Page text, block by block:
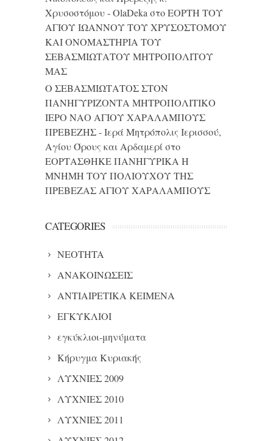
Χρυσοστόμου - OlaDekaστοΕΟΡΤΗ ΤΟΥ
ΑΓΙΟΥ ΙΩΑΝΝΟΥ ΤΟΥ ΧΡΥΣΟΣΤΟΜΟΥ
ΚΑΙ ONΟΜΑΣΤΗΡΙΑ ΤΟΥ
ΣΕΒΑΣΜΙΩΤΑΤΟΥ ΜΗΤΡΟΠΟΛΙΤΟΥ
ΜΑΣ
Ο ΣΕΒΑΣΜΙΩΤΑΤΟΣ ΣΤΟΝ
ΠΑΝΗΓΥΡΙΖΟΝΤΑ ΜΗΤΡΟΠΟΛΙΤΙΚΟ
ΙΕΡΟ ΝΑΟ ΑΓΙΟΥ ΧΑΡΑΛΑΜΠΟΥΣ
ΠΡΕΒΕΖΗΣ - Ιερά Μητρόπολις Ιερισσού,
Αγίου Όρους και Αρδαμερίστο
ΕΟΡΤΑΣΘΗΚΕ ΠΑΝΗΓΥΡΙΚΑ Η
ΜΝΗΜΗ ΤΟΥ ΠΟΛΙΟΥΧΟΥ ΤΗΣ
ΠΡΕΒΕΖΑΣ ΑΓΙΟΥ ΧΑΡΑΛΑΜΠΟΥΣ
CATEGORIES
NEOTHTA
ΑΝΑΚΟΙΝΩΣΕΙΣ
ΑΝΤΙΑΙΡΕΤΙΚΑ ΚΕΙΜΕΝΑ
ΕΓΚΥΚΛΙΟΙ
εγκύκλιοι-μηνύματα
Κήρυγμα Κυριακής
ΛΥΧΝΙΕΣ 2009
ΛΥΧΝΙΕΣ 2010
ΛΥΧΝΙΕΣ 2011